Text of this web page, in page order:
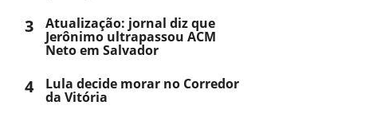
3 Atualização: jornal diz que
Jerônimo ultrapassou ACM
Neto em Salvador
4 Lula decide morar no Corredor
da Vitória